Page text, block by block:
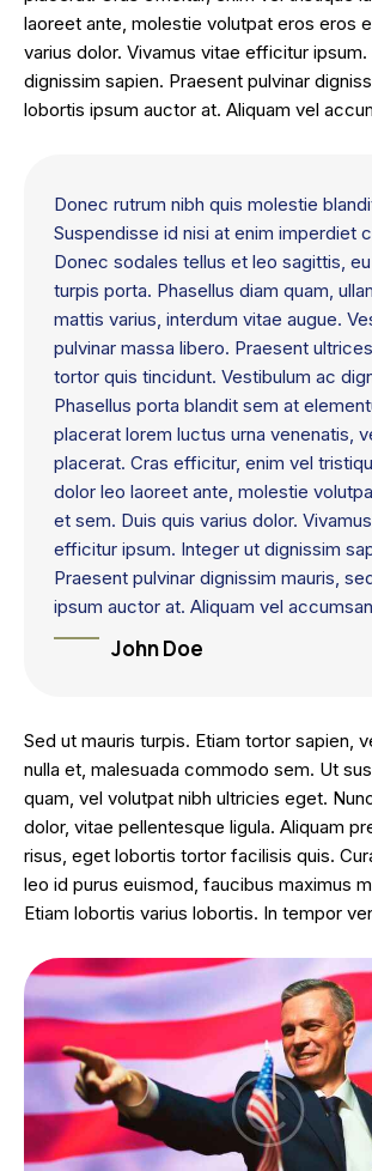
laoreet ante, molestie volutpat eros eros
varius dolor. Vivamus vitae efficitur
dignissim sapien. Praesent pulvinar
lobortis ipsum auctor at. Aliquam vel
Donec rutrum nibh quis molestie
Suspendisse id nisi at enim imperdiet
Donec sodales tellus et leo sagittis,
turpis porta. Phasellus diam quam,
mattis varius, interdum vitae augue.
pulvinar massa libero. Praesent
tortor quis tincidunt. Vestibulum ac
Phasellus porta blandit sem at
placerat lorem luctus urna venenatis,
placerat. Cras efficitur, enim vel
dolor leo laoreet ante, molestie
et sem. Duis quis varius dolor.
efficitur ipsum. Integer ut dignissim
Praesent pulvinar dignissim mauris,
ipsum auctor at. Aliquam vel
John Doe
Sed ut mauris turpis. Etiam tortor sapien,
nulla et, malesuada commodo sem. Ut
quam, vel volutpat nibh ultricies eget.
dolor, vitae pellentesque ligula. Aliquam
risus, eget lobortis tortor facilisis quis.
leo id purus euismod, faucibus maximus
Etiam lobortis varius lobortis. In tempor